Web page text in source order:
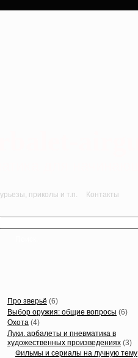
приколы и т.п. Контакты
Про зверьё (6)
Выбор оружия: общие вопросы (6)
Охота (4)
Луки. арбалеты и пневматика в
художественных произведениях (3)
Фильмы и сериалы на лучную тему